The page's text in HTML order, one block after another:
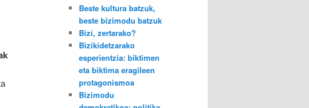
Beste kultura batzuk,
beste bizimodu batzuk
Bizi, zertarako?
Bizikidetzarako
esperientzia: biktimen
eta biktima eragileen
protagonismoa
Bizimodu